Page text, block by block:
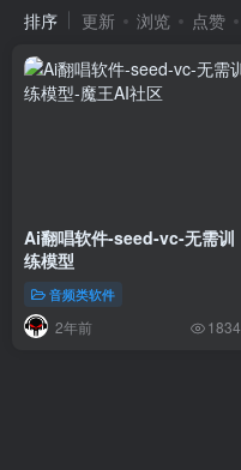
排序 更新 浏览 点赞
Ai翻唱软件-seed-vc-无需训
练模型
音频类软件
2年前 1834